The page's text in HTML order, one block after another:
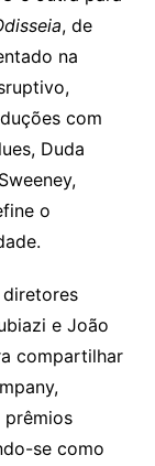
, de
na
com
Duda
o
e João
compartilhar
prêmios
se como